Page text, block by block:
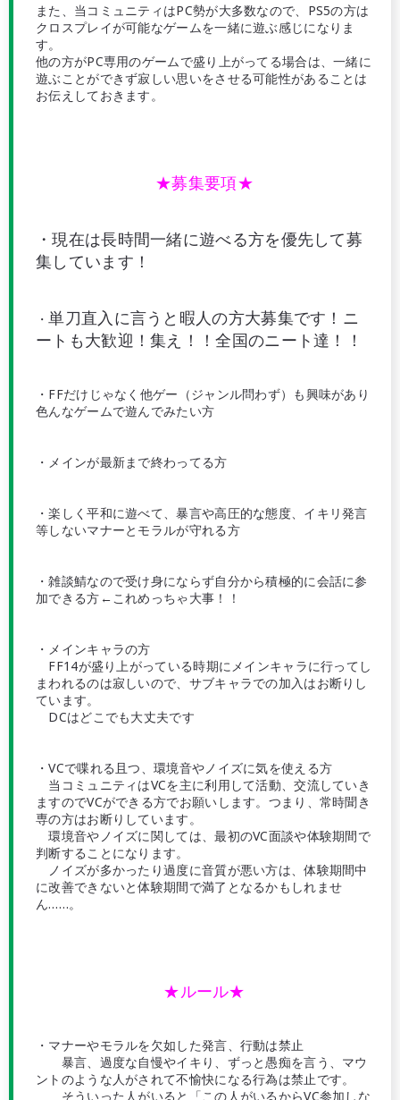
また、当コミュニティはPC勢が大多数なので、PS5の方は
クロスプレイが可能なゲームを一緒に遊ぶ感じになりま
す。
他の方がPC専用のゲームで盛り上がってる場合は、一緒に
遊ぶことができず寂しい思いをさせる可能性があることは
お伝えしておきます。
★募集要項★
・現在は長時間一緒に遊べる方を優先して募
集しています！
・単刀直入に言うと暇人の方大募集です！ニ
ートも大歓迎！集え！！全国のニート達！！
・FFだけじゃなく他ゲー（ジャンル問わず）も興味があり
色んなゲームで遊んでみたい方
・メインが最新まで終わってる方
・楽しく平和に遊べて、暴言や高圧的な態度、イキリ発言
等しないマナーとモラルが守れる方
・雑談鯖なので受け身にならず自分から積極的に会話に参
加できる方←これめっちゃ大事！！
・メインキャラの方
FF14が盛り上がっている時期にメインキャラに行ってし
まわれるのは寂しいので、サブキャラでの加入はお断りし
ています。
DCはどこでも大丈夫です
・VCで喋れる且つ、環境音やノイズに気を使える方
当コミュニティはVCを主に利用して活動、交流していき
ますのでVCができる方でお願いします。つまり、常時聞き
専の方はお断りしています。
環境音やノイズに関しては、最初のVC面談や体験期間で
判断することになります。
ノイズが多かったり過度に音質が悪い方は、体験期間中
に改善できないと体験期間で満了となるかもしれませ
ん……。
★ルール★
・マナーやモラルを欠如した発言、行動は禁止
暴言、過度な自慢やイキり、ずっと愚痴を言う、マウ
ントのような人がされて不愉快になる行為は禁止です。
そういった人がいると「この人がいるからVC参加しな